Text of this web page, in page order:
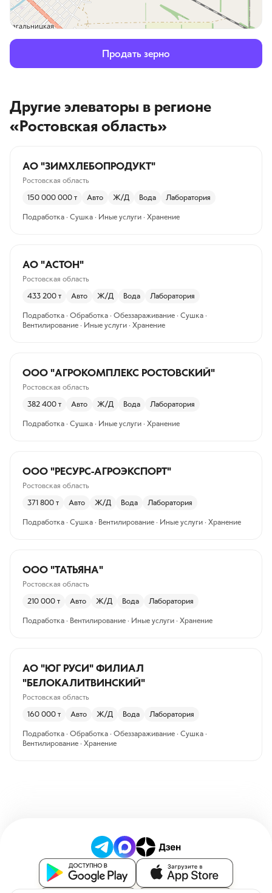
Продать зерно
Другие элеваторы в регионе
«Ростовская область»
АО "ЗИМХЛЕБОПРОДУКТ"
Ростовская область
150 000 000 т Авто Ж/Д Вода Лаборатория
Подработка · Сушка · Иные услуги · Хранение
АО "АСТОН"
Ростовская область
433 200 т Авто Ж/Д Вода Лаборатория
Подработка · Обработка · Обеззараживание · Сушка ·
Вентилирование · Иные услуги · Хранение
ООО "АГРОКОМПЛЕКС РОСТОВСКИЙ"
Ростовская область
382 400 т Авто Ж/Д Вода Лаборатория
Подработка · Сушка · Иные услуги · Хранение
ООО "РЕСУРС-АГРОЭКСПОРТ"
Ростовская область
371 800 т Авто Ж/Д Вода Лаборатория
Подработка · Сушка · Вентилирование · Иные услуги · Хранение
ООО "ТАТЬЯНА"
Ростовская область
210 000 т Авто Ж/Д Вода Лаборатория
Подработка · Вентилирование · Иные услуги · Хранение
АО "ЮГ РУСИ" ФИЛИАЛ
"БЕЛОКАЛИТВИНСКИЙ"
Ростовская область
160 000 т Авто Ж/Д Вода Лаборатория
Подработка · Обработка · Обеззараживание · Сушка ·
Вентилирование · Хранение